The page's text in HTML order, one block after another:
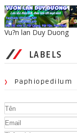
Vu?n lan Duy Duong
LABELS
Paphiopedilum